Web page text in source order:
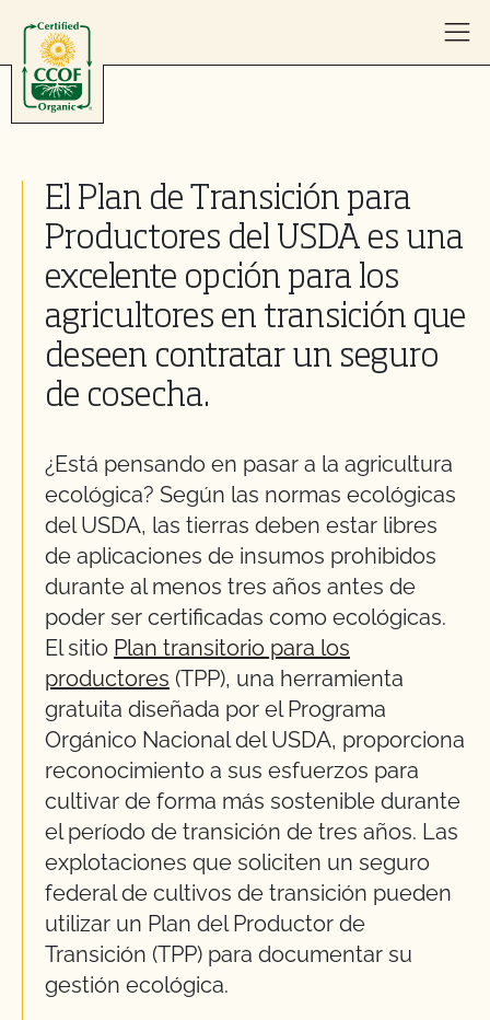
El Plan de Transición para
Productores del USDA es una
excelente opción para los
agricultores en transición que
deseen contratar un seguro
de cosecha.
¿Está pensando en pasar a la agricultura
ecológica? Según las normas ecológicas
del USDA, las tierras deben estar libres
de aplicaciones de insumos prohibidos
durante al menos tres años antes de
poder ser certificadas como ecológicas.
El sitio Plan transitorio para los
productores (TPP), una herramienta
gratuita diseñada por el Programa
Orgánico Nacional del USDA, proporciona
reconocimiento a sus esfuerzos para
cultivar de forma más sostenible durante
el período de transición de tres años. Las
explotaciones que soliciten un seguro
federal de cultivos de transición pueden
utilizar un Plan del Productor de
Transición (TPP) para documentar su
gestión ecológica.